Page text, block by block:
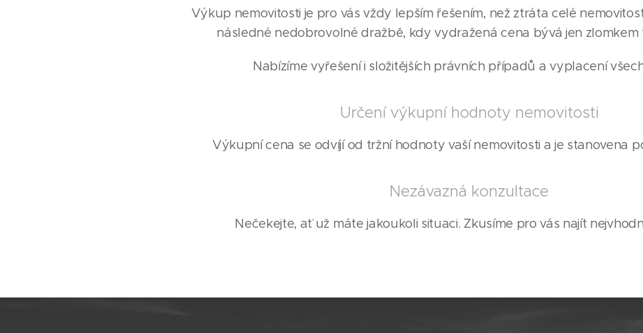
Výkup nemovitosti je pro vás vždy lepším řešením, než ztráta celé
následné nedobrovolné dražbě, kdy vydražená cena bývá jen zlomkem
Nabízíme vyřešení i složitějších právních případů a vyplacení
Určení výkupní hodnoty nemovitosti
Výkupní cena se odvíjí od tržní hodnoty vaší nemovitosti a je stanovena
Nezávazná konzultace
Nečekejte, ať už máte jakoukoli situaci. Zkusíme pro vás najít